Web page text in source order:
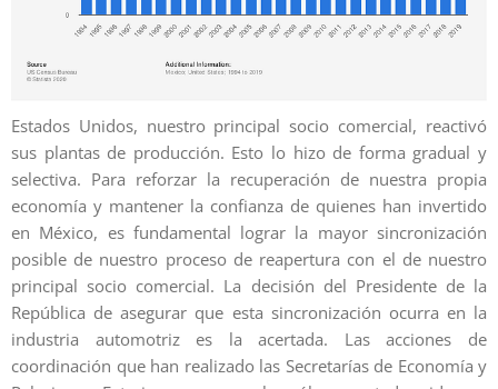
Estados Unidos, nuestro principal socio comercial, reactivó
sus plantas de producción. Esto lo hizo de forma gradual y
selectiva. Para reforzar la recuperación de nuestra propia
economía y mantener la confianza de quienes han invertido
en México, es fundamental lograr la mayor sincronización
posible de nuestro proceso de reapertura con el de nuestro
principal socio comercial. La decisión del Presidente de la
República de asegurar que esta sincronización ocurra en la
industria automotriz es la acertada. Las acciones de
coordinación que han realizado las Secretarías de Economía y